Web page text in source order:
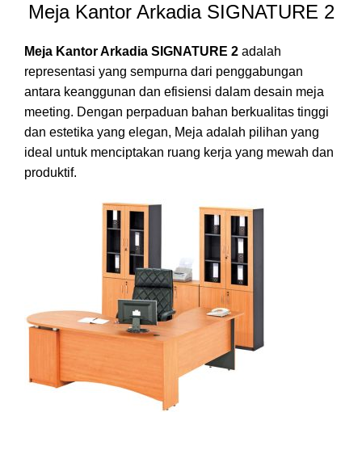
Meja Kantor Arkadia SIGNATURE 2
Meja Kantor Arkadia SIGNATURE 2 adalah
representasi yang sempurna dari penggabungan
antara keanggunan dan efisiensi dalam desain meja
meeting. Dengan perpaduan bahan berkualitas tinggi
dan estetika yang elegan, Meja adalah pilihan yang
ideal untuk menciptakan ruang kerja yang mewah dan
produktif.